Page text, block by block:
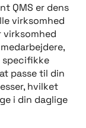
QMS er dens
virksomhed
virksomhed
specifikke
passe til din
hvilket
i din daglige